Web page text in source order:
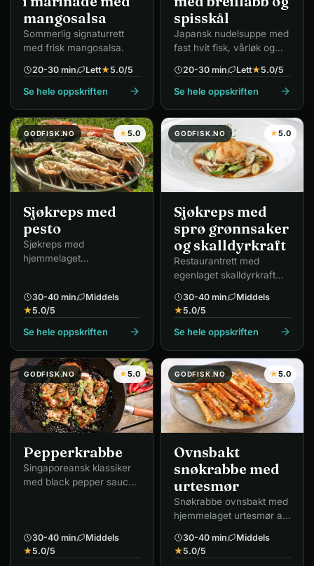
mangosalsa
Sommerlig signaturrett
med frisk mangosalsa.
20-30 min Lett★5.0/5
Se hele oppskriften
spisskål
Japansk nudelsuppe med
fast hvit fisk, vårløk og
20-30 min Lett★5.0/5
Se hele oppskriften
GODFISK.NO ★5.0
Sjøkreps med
pesto
Sjøkreps med
hjemmelaget
30-40 min
Middels
★5.0/5
Se hele oppskriften
GODFISK.NO ★5.0
Sjøkreps med
sprø grønnsaker
og skalldyrkraft
Restaurantrett med
egenlaget skalldyrkraft
30-40 min
Middels
★5.0/5
Se hele oppskriften
GODFISK.NO ★5.0
Pepperkrabbe
Singaporeansk klassiker
med black pepper sauce,
30-40 min
Middels
★5.0/5
GODFISK.NO ★5.0
Ovnsbakt
snøkrabbe med
urtesmør
Snøkrabbe ovnsbakt med
hjemmelaget urtesmør av
30-40 min
Middels
★5.0/5